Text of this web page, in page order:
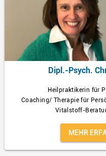
Dipl.-Psych.
Heilpraktikerin für
Coaching/ Therapie für
Vitalstoff-
MEHR